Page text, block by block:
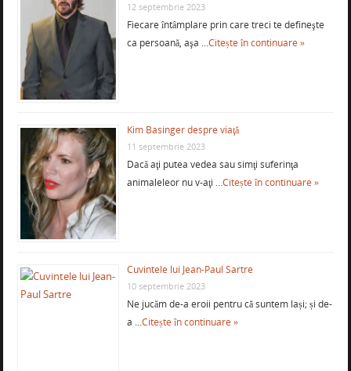
12 septembrie 2023
Fiecare întâmplare prin care treci te defineşte
ca persoană, aşa …Citește în continuare »
Kim Basinger despre viaţă
11 septembrie 2023
Dacă aţi putea vedea sau simţi suferinţa
animaleleor nu v-aţi …Citește în continuare »
Cuvintele lui Jean-Paul Sartre
10 septembrie 2023
Ne jucăm de-a eroii pentru că suntem lași; și de-
a …Citește în continuare »